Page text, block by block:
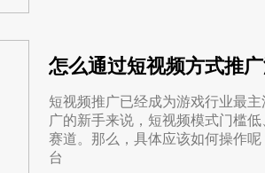
怎么通过短视频方式推广
短视频推广已经成为游戏行业最
广的新手来说，短视频模式门槛
赛道。那么，具体应该如何操作
台